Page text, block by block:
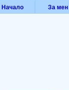
Начало За мен